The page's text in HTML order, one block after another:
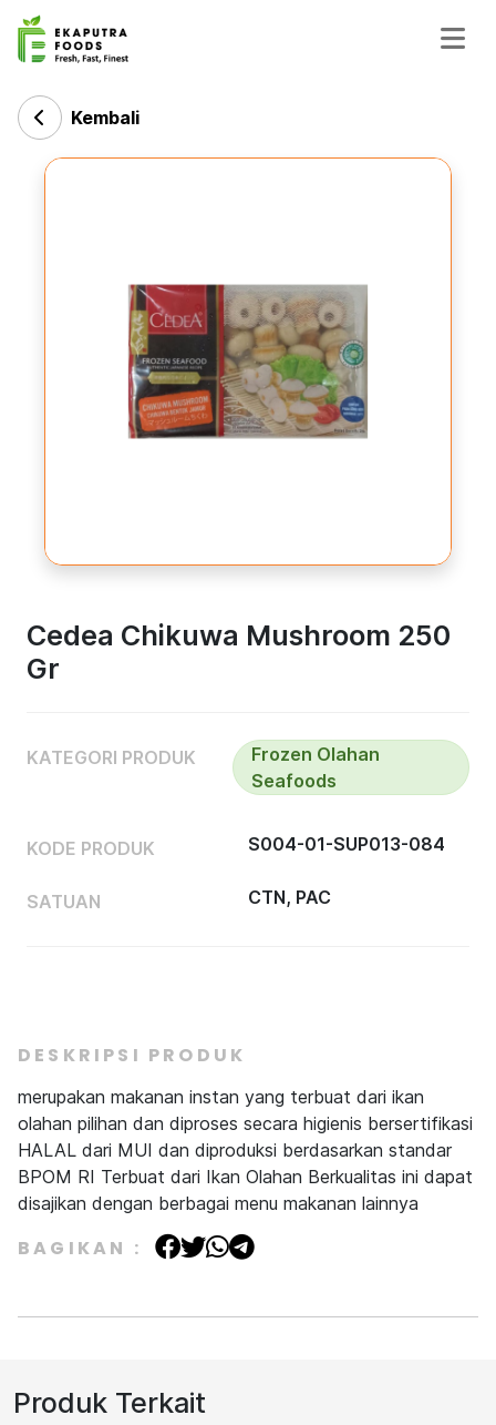
Kembali
Cedea Chikuwa Mushroom 250
Gr
KATEGORI PRODUK
Frozen Olahan
Seafoods
KODE PRODUK S004-01-SUP013-084
SATUAN CTN, PAC
DESKRIPSI PRODUK
merupakan makanan instan yang terbuat dari ikan
olahan pilihan dan diproses secara higienis bersertifikasi
HALAL dari MUI dan diproduksi berdasarkan standar
BPOM RI Terbuat dari Ikan Olahan Berkualitas ini dapat
disajikan dengan berbagai menu makanan lainnya
BAGIKAN :
Produk Terkait